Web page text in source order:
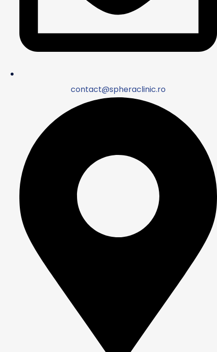
contact@spheraclinic.ro